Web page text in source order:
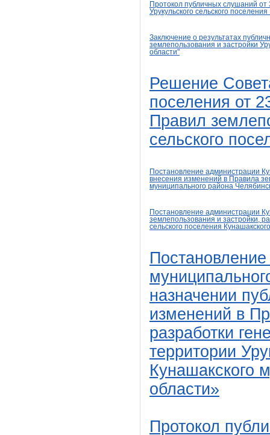
Протокол публичных слушаний от
Урукульского сельского поселения
Заключение о результатах
землепользования и застройки
области"
Решение
поселения от
Правил
сельского
Постановление администрации
внесения изменений в Правила
муниципального района
Постановление администрации
землепользования и застройки,
сельского поселения
назначении
изменений в
разработки
территории
Кунашакского
области»
Протокол